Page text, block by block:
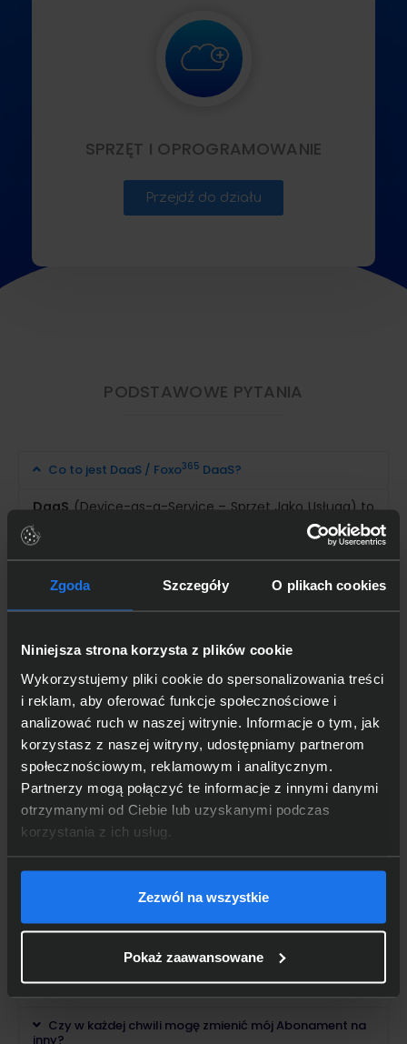
Zgoda Szczegóły O plikach cookies
Niniejsza strona korzysta z plików cookie
Wykorzystujemy pliki cookie do spersonalizowania treści
i reklam, aby oferować funkcje społecznościowe i
analizować ruch w naszej witrynie. Informacje o tym, jak
korzystasz z naszej witryny, udostępniamy partnerom
społecznościowym, reklamowym i analitycznym.
Partnerzy mogą połączyć te informacje z innymi danymi
otrzymanymi od Ciebie lub uzyskanymi podczas
korzystania z ich usług.
Zezwól na wszystkie
Pokaż zaawansowane
SPRZĘT I OPROGRAMOWANIE
Przejdź do działu
PODSTAWOWE PYTANIA
Co to jest DaaS / Foxo365 DaaS?
DaaS(Device-as-a-Service – Sprzęt Jako Usługa) to
innowacyjne podejście do sprzętu i usług w systemie
subskrypcyjnym. Płacąc jedną miesięczną opłatę,
zależną od wybranego abonamentu, dostajesz sprzęt,
oprogramowanie, usługi, rozliczając się za każde
zwiększasz swoją produktywność, bo otrzymujesz
oprogramowaniem oraz usługami.
Czy Foxo365DaaS zawiera sprzęt?
Jaka jest różnica między modelem DaaS a
leasingiem?
Dlaczego warto płacić miesięczny abonament
Czy aby korzystać z Foxo
DaaS muszę podpisać
umowę?
w dowolnym momencie?
Czy w każdej chwili mogę zmienić mój Abonament na
inny?